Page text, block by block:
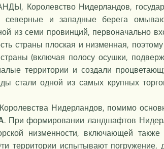
Королевство Нидерландов,
северные и западные берега
из семи провинций, первоначально
страны плоская и низменная,
(включая полосу осушки,
территории и создали
стали одной из самых крупных
Нидерландов, помимо
. При формировании ландшафтов
низменности, включающей
территории испытывают